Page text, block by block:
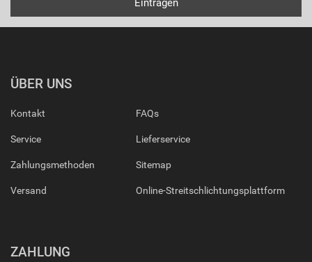
ÜBER UNS
Kontakt
Service
Zahlungsmethoden
Versand
FAQs
Lieferservice
Sitemap
Online-Streitschlichtungsplattform
ZAHLUNG